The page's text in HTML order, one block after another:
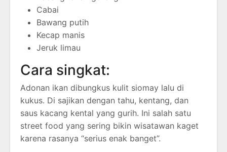
Cabai
Bawang putih
Kecap manis
Jeruk limau
Cara singkat:
Adonan ikan dibungkus kulit siomay lalu di
kukus. Di sajikan dengan tahu, kentang, dan
saus kacang kental yang gurih. Ini salah satu
street food yang sering bikin wisatawan kaget
karena rasanya “serius enak banget”.